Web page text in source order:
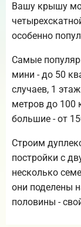
Вашу крышу
особенно
Самые
мини - до 50
случаев, 1
метров до 100
большие - от
Строим
постройки с
несколько
они поделены
половины -